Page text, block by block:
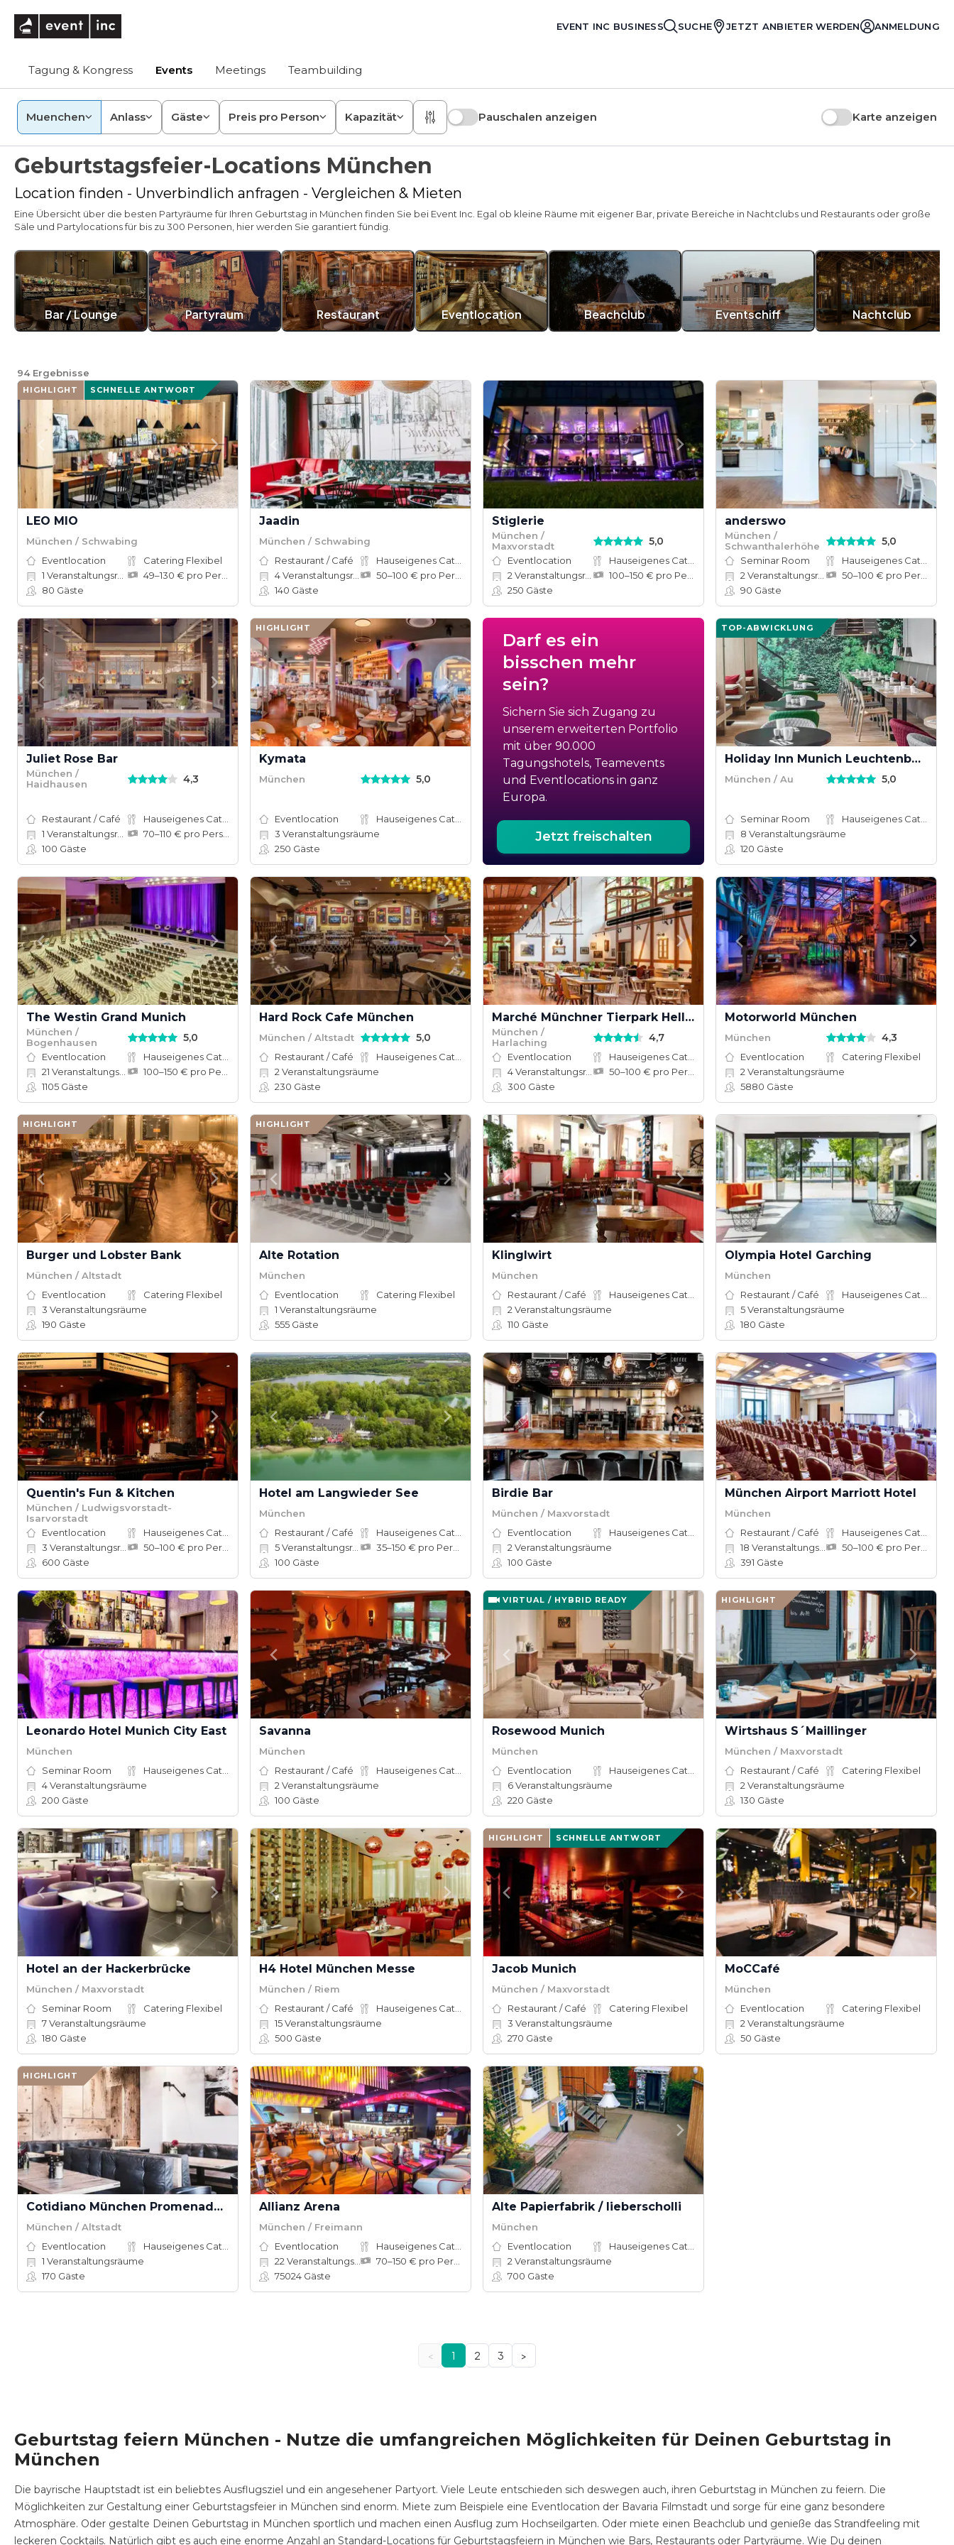
EVENT INC BUSINESS SUCHE JETZT ANBIETER WERDEN ANMELDUNG
Tagung & Kongress Events Meetings Teambuilding
Muenchen Anlass Gäste Preis pro Person Kapazität Pauschalen anzeigen Karte anzeigen
Geburtstagsfeier-Locations München
Location finden - Unverbindlich anfragen - Vergleichen & Mieten
Eine Übersicht über die besten Partyräume für Ihren Geburtstag in München finden Sie bei Event Inc. Egal ob kleine Räume mit eigener Bar, private Bereiche in Nachtclubs und Restaurants oder große
Säle und Partylocations für bis zu 300 Personen, hier werden Sie garantiert fündig.
Bar / Lounge Partyraum Restaurant Eventlocation Beachclub Eventschiff Nachtclub
94 Ergebnisse
HIGHLIGHT SCHNELLE ANTWORT
LEO MIO
München / Schwabing
Eventlocation
Catering Flexibel
1 Veranstaltungsräume
80 Gäste
Jaadin
München / Schwabing
Restaurant / Café
4Veranstaltungsräume
140 Gäste
Stiglerie
München /
Maxvorstadt
5,0
Eventlocation
2 Veranstaltungsräume
250 Gäste
anderswo
München /
Schwanthalerhöhe
5,0
Seminar Room
2 Veranstaltungsräume
90 Gäste
Juliet Rose Bar
München /
Haidhausen
4,3
Restaurant / Café
1 Veranstaltungsräume
100 Gäste
HIGHLIGHT
Kymata
München 5,0
Eventlocation
3 Veranstaltungsräume
250 Gäste
Darf es ein
bisschen mehr
sein?
Sichern Sie sich Zugang zu
unserem erweiterten Portfolio
mit über 90.000
Tagungshotels, Teamevents
und Eventlocations in ganz
Europa.
Jetzt freischalten
TOP-ABWICKLUNG
Holiday Inn Munich Leuchtenbergring
München / Au 5,0
Seminar Room
8 Veranstaltungsräume
120 Gäste
The Westin Grand Munich
München /
Bogenhausen
5,0
Eventlocation
21 Veranstaltungsräume
1105 Gäste
Hard Rock Cafe München
München / Altstadt 5,0
Restaurant / Café
2 Veranstaltungsräume
230 Gäste
Marché Münchner Tierpark Hellabrunn
München /
Harlaching
4,7
Eventlocation
4Veranstaltungsräume
300 Gäste
Motorworld München
München 4,3
Eventlocation
Catering Flexibel
2 Veranstaltungsräume
5880 Gäste
HIGHLIGHT
Burger und Lobster Bank
München / Altstadt
Eventlocation
Catering Flexibel
3 Veranstaltungsräume
190 Gäste
HIGHLIGHT
Alte Rotation
München
Eventlocation
Catering Flexibel
1 Veranstaltungsräume
555 Gäste
Klinglwirt
München
Restaurant / Café
2 Veranstaltungsräume
110 Gäste
Olympia Hotel Garching
München
Restaurant / Café
5Veranstaltungsräume
180 Gäste
Quentin's Fun & Kitchen
München / Ludwigsvorstadt-
Isarvorstadt
Eventlocation
3 Veranstaltungsräume
600 Gäste
Hotel am Langwieder See
München
Restaurant / Café
5Veranstaltungsräume
100 Gäste
Birdie Bar
München / Maxvorstadt
Eventlocation
2 Veranstaltungsräume
100 Gäste
München Airport Marriott Hotel
München
Restaurant / Café
18 Veranstaltungsräume
391 Gäste
Leonardo Hotel Munich City East
München
Seminar Room
4Veranstaltungsräume
200 Gäste
Savanna
München
Restaurant / Café
2 Veranstaltungsräume
100 Gäste
VIRTUAL / HYBRID READY
Rosewood Munich
München
Eventlocation
6Veranstaltungsräume
220 Gäste
HIGHLIGHT
Wirtshaus S´Maillinger
München / Maxvorstadt
Restaurant / Café
Catering Flexibel
2 Veranstaltungsräume
130 Gäste
Hotel an der Hackerbrücke
München / Maxvorstadt
Seminar Room
Catering Flexibel
7Veranstaltungsräume
180 Gäste
H4 Hotel München Messe
München / Riem
Restaurant / Café
15Veranstaltungsräume
500 Gäste
HIGHLIGHT SCHNELLE ANTWORT
Jacob Munich
München / Maxvorstadt
Restaurant / Café
Catering Flexibel
3 Veranstaltungsräume
270 Gäste
MoCCafé
München
Eventlocation
Catering Flexibel
2 Veranstaltungsräume
50 Gäste
HIGHLIGHT
Cotidiano München Promenadenplatz
München / Altstadt
Eventlocation
1 Veranstaltungsräume
170 Gäste
Allianz Arena
München / Freimann
Eventlocation
22 Veranstaltungsräume
75024 Gäste
Alte Papierfabrik / lieberscholli
München
Eventlocation
2 Veranstaltungsräume
700 Gäste
< 1 2 3 >
Geburtstag feiern München - Nutze die umfangreichen Möglichkeiten für Deinen Geburtstag in
München
Die bayrische Hauptstadt ist ein beliebtes Ausflugsziel und ein angesehener Partyort. Viele Leute entschieden sich deswegen auch, ihren Geburtstag in München zu feiern. Die
Möglichkeiten zur Gestaltung einer Geburtstagsfeier in München sind enorm. Miete zum Beispiele eine Eventlocation der Bavaria Filmstadt und sorge für eine ganz besondere
Atmosphäre. Oder gestalte Deinen Geburtstag in München sportlich und machen einen Ausflug zum Hochseilgarten. Oder miete einen Beachclub und genieße das Strandfeeling mit
leckeren Cocktails. Natürlich gibt es auch eine enorme Anzahl an Standard-Locations für Geburtstagsfeiern in München wie Bars, Restaurants oder Partyräume. Wie Du deinen